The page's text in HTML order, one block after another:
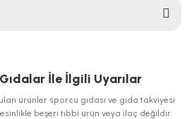
ederiz.
İle İlgili Uyarılar
ürünler sporcu gıdası ve gıda takviyesi
beşeri tıbbi ürün veya ilaç değildir.